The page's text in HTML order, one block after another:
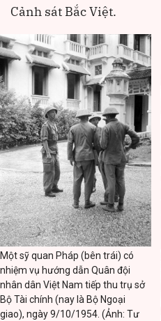
Cảnh sát Bắc Việt.
Một sỹ quan Pháp (bên trái) có
nhiệm vụ hướng dẫn Quân đội
nhân dân Việt Nam tiếp thu trụ sở
Bộ Tài chính (nay là Bộ Ngoại
giao), ngày 9/10/1954. (Ảnh: Tư